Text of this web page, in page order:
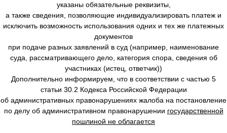
указаны обязательные реквизиты,
а также сведения, позволяющие индивидуализировать платеж и
исключить возможность использования одних и тех же платежных
документов
при подаче разных заявлений в суд (например, наименование
суда, рассматривающего дело, категория спора, сведения об
участниках (истец, ответчик))
Дополнительно информируем, что в соответствии с частью 5
статьи 30.2 Кодекса Российской Федерации
об административных правонарушениях жалоба на постановление
по делу об административном правонарушении государственной
пошлиной не облагается